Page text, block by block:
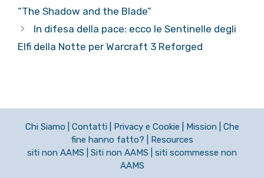
“The Shadow and the Blade”
In difesa della pace: ecco le Sentinelle degli
Elfi della Notte per Warcraft 3 Reforged
Chi Siamo Contatti Privacy e Cookie Mission
Che
fine hanno fatto?
Resources
siti non AAMS
Siti non AAMS
siti scommesse non
AAMS